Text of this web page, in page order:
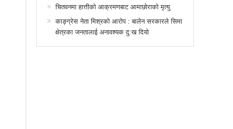
३ वटा सूचीकरणबाट हटे
विद्युतिकरणको ब्रेकथ्रु
जना घाइते
चितवनमा हात्तीको आक्रमणबाट आमाछोराको मृत्यु
काङ्ग्रेस नेता मिश्रको आरोप : बालेन सरकारले सिमा
क्षेत्रका जनतालाई अनावश्यक दु:ख दियो